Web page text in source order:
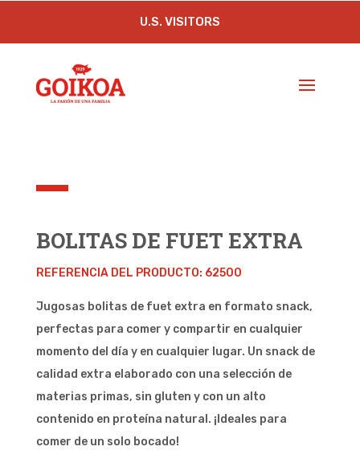
U.S. VISITORS
BOLITAS DE FUET EXTRA
REFERENCIA DEL PRODUCTO: 62500
Jugosas bolitas de fuet extra en formato snack,
perfectas para comer y compartir en cualquier
momento del día y en cualquier lugar. Un snack de
calidad extra elaborado con una selección de
materias primas, sin gluten y con un alto
contenido en proteína natural. ¡Ideales para
comer de un solo bocado!